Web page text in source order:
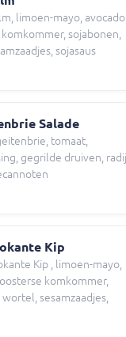
limoen-mayo, avocado,
sojabonen,
sojasaus
Salade
tomaat,
gegrilde druiven,
Kip
Kip , limoen-mayo,
komkommer,
sesamzaadjes,